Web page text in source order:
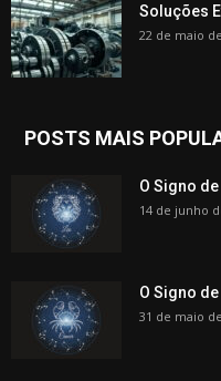
Soluções
22 de maio
POSTS MAIS
O Signo
14 de junho
O Signo
31 de maio